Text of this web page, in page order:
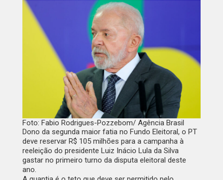
Foto: Fabio Rodrigues-Pozzebom/ Agência Brasil
Dono da segunda maior fatia no Fundo Eleitoral, o PT
deve reservar R$ 105 milhões para a campanha à
reeleição do presidente Luiz Inácio Lula da Silva
gastar no primeiro turno da disputa eleitoral deste
ano.